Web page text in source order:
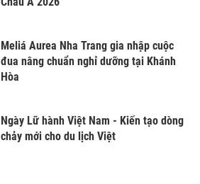
Meliá Aurea Nha Trang gia nhập cuộc
đua nâng chuẩn nghỉ dưỡng tại Khánh
Hòa
Ngày Lữ hành Việt Nam - Kiến tạo dòng
chảy mới cho du lịch Việt